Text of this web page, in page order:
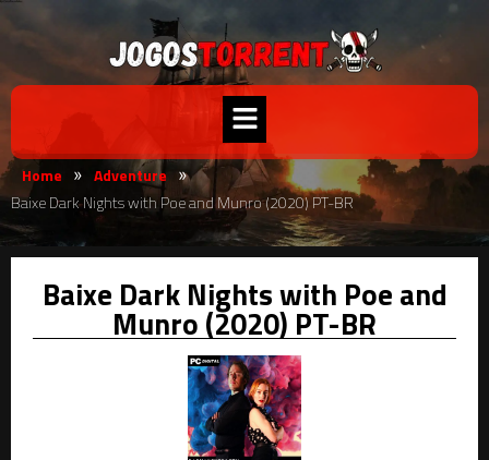
Home » Adventure »
Baixe Dark Nights with Poe and Munro (2020) PT-BR
Baixe Dark Nights with Poe and
Munro (2020) PT-BR